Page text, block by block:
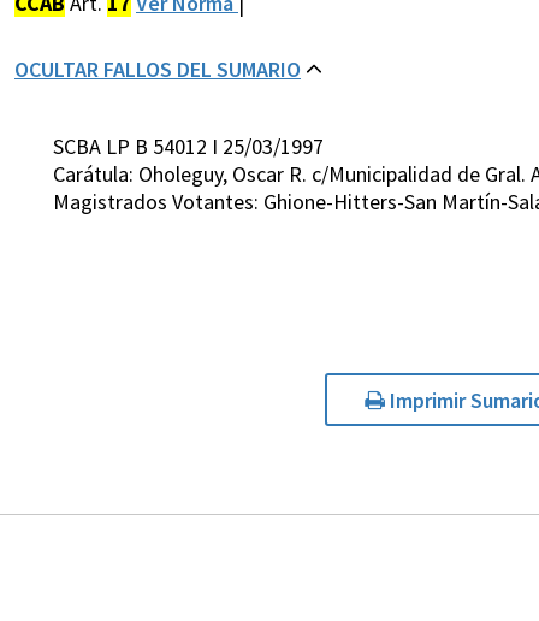
OCULTAR FALLOS DEL SUMARIO
SCBA LP B 54012 I 25/03/1997
Carátula: Oholeguy, Oscar R. c/Municipalidad de
Magistrados Votantes: Ghione-Hitters-San Martín-
Imprimir